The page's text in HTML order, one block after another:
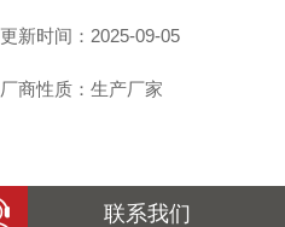
更新时间：2025-09-05
厂商性质：生产厂家
联系我们